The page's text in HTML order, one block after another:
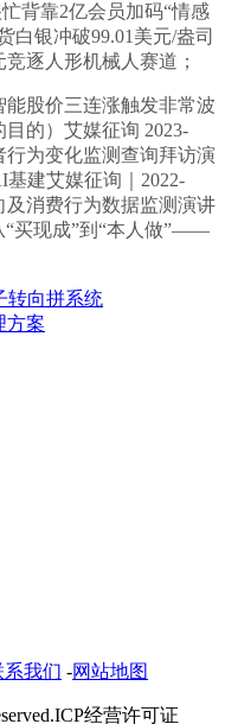
背靠2亿会员加码“情感
白银冲破99.01美元/盎司
逐人形机械人赛道；
股价三连涨触发非常波
的）艾媒征询 2023-
行为变化监测查询拜访演
建艾媒征询｜2022-
及消费行为数据监测演讲
“买现成”到“本人做”——
转向拼系统
方案
系我们 -网站地图
经营许可证